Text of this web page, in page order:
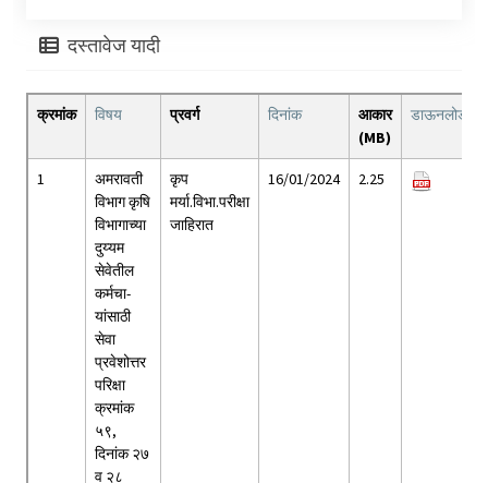
दस्तावेज यादी
क्रमांक विषय प्रवर्ग दिनांक
आकार
(MB)
डाऊनलोड
1
अमरावती
विभाग कृषि
विभागाच्या
दुय्यम
सेवेतील
कर्मचा-
यांसाठी
सेवा
प्रवेशोत्तर
परिक्षा
क्रमांक
५९,
दिनांक २७
व २८
कृप
मर्या.विभा.परीक्षा
जाहिरात
16/01/2024 2.25